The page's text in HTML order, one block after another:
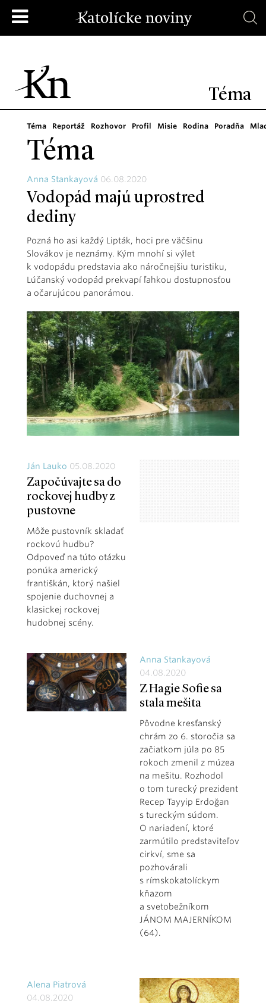
Téma
Téma Reportáž Rozhovor Profil Misie Rodina Poradňa
Téma
Anna Stankayová 06.08.2020
Vodopád majú uprostred
dediny
Pozná ho asi každý Lipták, hoci pre väčšinu
Slovákov je neznámy. Kým mnohí si výlet
k vodopádu predstavia ako náročnejšiu turistiku,
Lúčanský vodopád prekvapí ľahkou dostupnosťou
a očarujúcou panorámou.
Ján Lauko 05.08.2020
Započúvajte sa do
rockovej hudby z
pustovne
Môže pustovník skladať
rockovú hudbu?
Odpoveď na túto otázku
ponúka americký
františkán, ktorý našiel
spojenie duchovnej a
klasickej rockovej
hudobnej scény.
Anna Stankayová
04.08.2020
Z Hagie Sofie sa
stala mešita
Pôvodne kresťanský
chrám zo 6. storočia sa
začiatkom júla po 85
rokoch zmenil z múzea
na mešitu. Rozhodol
o tom turecký prezident
Recep Tayyip Erdoğan
s tureckým súdom.
O nariadení, ktoré
zarmútilo predstaviteľov
cirkví, sme sa
pozhovárali
s rímskokatolíckym
kňazom
a svetobežníkom
JÁNOM MAJERNÍKOM
(64).
Alena Piatrová
04.08.2020